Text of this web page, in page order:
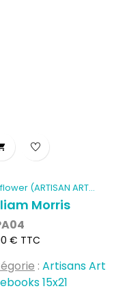
(ARTISAN ART...
Morris
€ TTC
: Artisans Art
15x21